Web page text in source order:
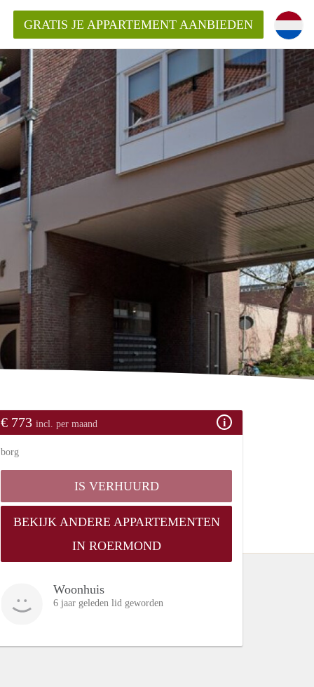
in Roermond?
GRATIS JE APPARTEMENT AANBIEDEN
€ 773 incl. per maand
borg
IS VERHUURD
BEKIJK ANDERE APPARTEMENTEN
IN ROERMOND
Woonhuis
6 jaar geleden lid geworden